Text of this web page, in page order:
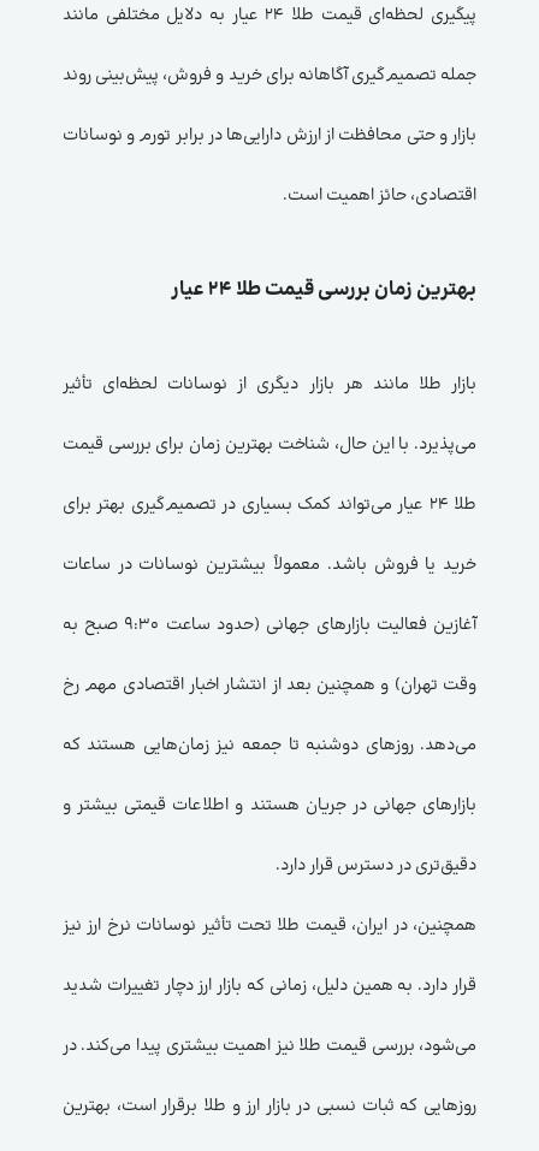
پیگیری لحظه‌ای قیمت طلا ۲۴ عیار به دلایل مختلفی مانند
جمله تصمیم‌گیری آگاهانه برای خرید و فروش، پیش‌بینی روند
بازار و حتی محافظت از ارزش دارایی‌ها در برابر تورم و نوسانات
اقتصادی، حائز اهمیت است.
بهترین زمان بررسی قیمت طلا ۲۴ عیار
بازار طلا مانند هر بازار دیگری از نوسانات لحظه‌ای تأثیر
می‌پذیرد. با این حال، شناخت بهترین زمان برای بررسی قیمت
طلا ۲۴ عیار می‌تواند کمک بسیاری در تصمیم‌گیری بهتر برای
خرید یا فروش باشد. معمولاً بیشترین نوسانات در ساعات
آغازین فعالیت بازارهای جهانی (حدود ساعت ۹:۳۰ صبح به
وقت تهران) و همچنین بعد از انتشار اخبار اقتصادی مهم رخ
می‌دهد. روزهای دوشنبه تا جمعه نیز زمان‌هایی هستند که
بازارهای جهانی در جریان هستند و اطلاعات قیمتی بیشتر و
دقیق‌تری در دسترس قرار دارد.
همچنین، در ایران، قیمت طلا تحت تأثیر نوسانات نرخ ارز نیز
قرار دارد. به همین دلیل، زمانی که بازار ارز دچار تغییرات شدید
می‌شود، بررسی قیمت طلا نیز اهمیت بیشتری پیدا می‌کند. در
روزهایی که ثبات نسبی در بازار ارز و طلا برقرار است، بهترین